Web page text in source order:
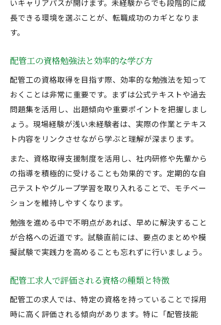
いキャリアパスが開けます。未経験からでも段階的に成
長できる環境を選ぶことが、転職成功のカギとなりま
す。
配管工の資格勉強法と効率的な学び方
配管工の資格取得を目指す際、効率的な勉強法を知って
おくことは非常に重要です。まずは公式テキストや過去
問題集を活用し、出題傾向や重要ポイントを把握しまし
ょう。現場経験が浅い未経験者は、実際の作業とテキス
ト内容をリンクさせながら学ぶと理解が深まります。
また、資格取得支援制度を活用し、社内研修や先輩から
の指導を積極的に受けることも効果的です。定期的な自
己テストやグループ学習を取り入れることで、モチベー
ションを維持しやすくなります。
勉強を進める中で不明点があれば、早めに解決すること
が合格への近道です。試験直前には、要点のまとめや模
擬試験で実践力を高めることも忘れずに行いましょう。
配管工求人で評価される資格の種類と特徴
配管工の求人では、特定の資格を持っていることで採用
時に高く評価される傾向があります。特に「配管技能